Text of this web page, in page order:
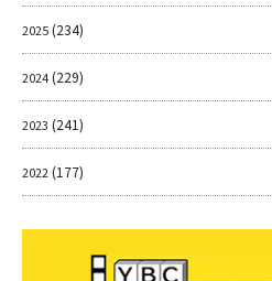
2025(234)
2024(229)
2023 (241)
2022(177)